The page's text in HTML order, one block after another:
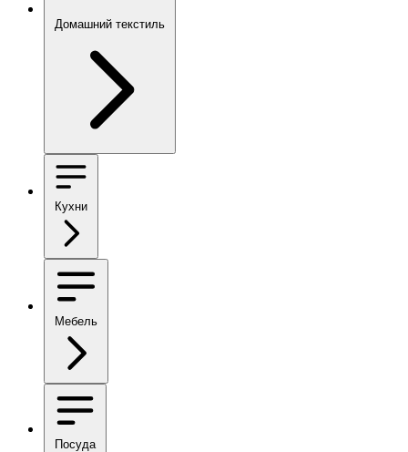
Домашний текстиль
Кухни
Мебель
Посуда